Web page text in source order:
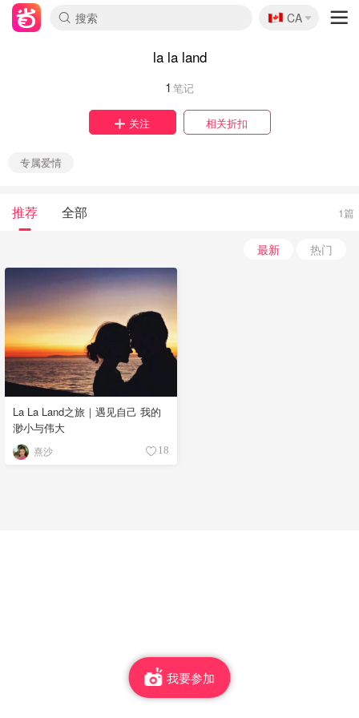
🇨🇦
CA
la la land
1 笔记
关注 相关折扣
专属爱情
推荐 全部 1篇
最新 热门
La La Land之旅｜遇见自己 我的
渺小与伟大
熹沙 18
我要参加